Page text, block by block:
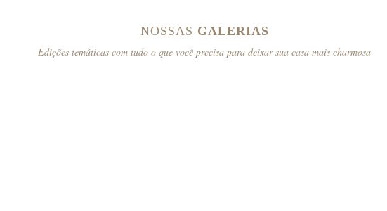
NOSSAS GALERIAS
Edições temáticas com tudo o que você precisa para deixar sua casa mais charmosa